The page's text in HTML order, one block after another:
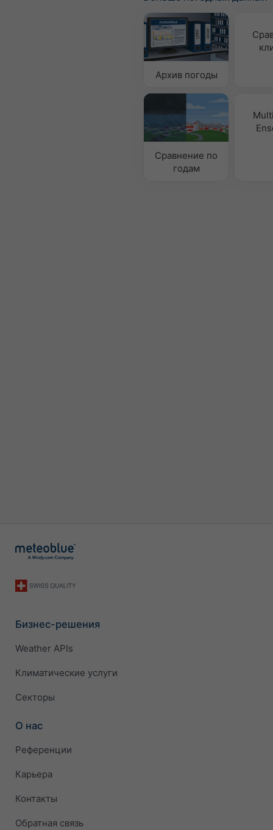
Архив погоды
Сравнение по
годам
Бизнес-решения
Weather APIs
Климатические услуги
Секторы
О нас
Референции
Карьера
Контакты
Обратная связь